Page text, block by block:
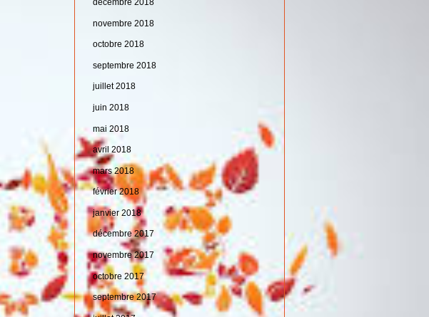
décembre 2018
novembre 2018
octobre 2018
septembre 2018
juillet 2018
juin 2018
mai 2018
avril 2018
mars 2018
février 2018
janvier 2018
décembre 2017
novembre 2017
octobre 2017
septembre 2017